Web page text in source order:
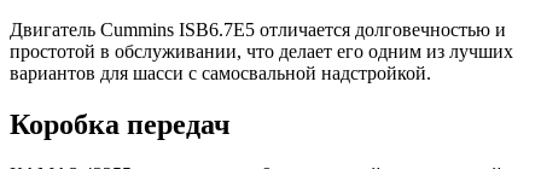
Двигатель Cummins ISB6.7E5 отличается долговечностью и
простотой в обслуживании, что делает его одним из лучших
вариантов для шасси с самосвальной надстройкой.
Коробка передач